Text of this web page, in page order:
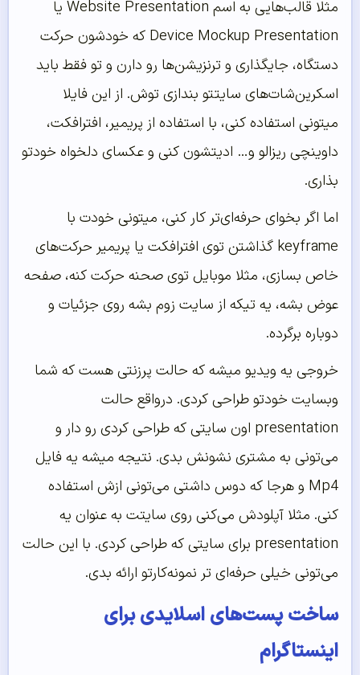
مثلا قالب‌هایی به اسم Website Presentation یا
Device Mockup Presentation که خودشون حرکت
دستگاه، جایگذاری و ترنزیشن‌ها رو دارن و تو فقط باید
اسکرین‌شات‌های سایتتو بندازی توش. از این فایلا
میتونی استفاده کنی، با استفاده از پریمیر، افترافکت،
داوینچی ریزالو و… ادیتشون کنی و عکسای دلخواه خودتو
بذاری.
اما اگر بخوای حرفه‌ای‌تر کار کنی، میتونی خودت با
keyframe گذاشتن توی افترافکت یا پریمیر حرکت‌های
خاص بسازی، مثلا موبایل توی صحنه حرکت کنه، صفحه
عوض بشه، یه تیکه از سایت زوم بشه روی جزئیات و
دوباره برگرده.
خروجی یه ویدیو میشه که حالت پرزنتی هست که شما
وبسایت خودتو طراحی کردی. درواقع حالت
presentation اون سایتی که طراحی کردی رو دار و
می‌تونی به مشتری نشونش بدی. نتیجه میشه یه فایل
Mp4 و هرجا که دوس داشتی می‌تونی ازش استفاده
کنی. مثلا آپلودش می‌کنی روی سایتت به عنوان یه
presentation برای سایتی که طراحی کردی. با این حالت
می‌تونی خیلی حرفه‌ای تر نمونه‌کارتو ارائه بدی.
ساخت پست‌های اسلایدی برای
اینستاگرام